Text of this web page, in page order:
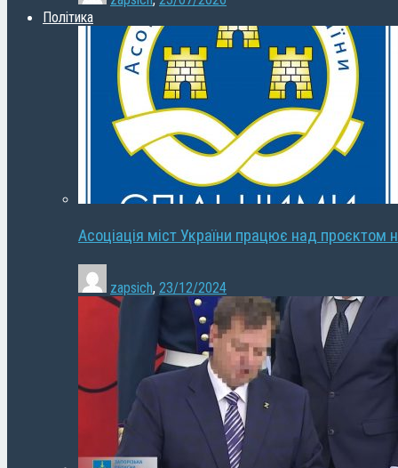
Політика
Асоціація міст України працює над проєктом
zapsich, 23/12/2024